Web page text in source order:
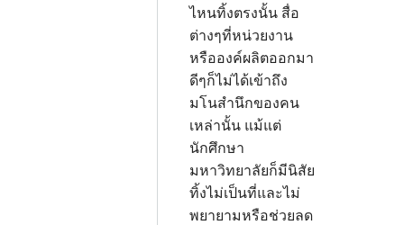
ไหนทิ้งตรงนั้น สื่อ
ต่างๆที่หน่วยงาน
หรือองค์ผลิตออกมา
ดีๆก็ไม่ได้เข้าถึง
มโนสำนึกของคน
เหล่านั้น แม้แต่
นักศึกษา
มหาวิทยาลัยก็มีนิสัย
ทิ้งไม่เป็นที่และไม่
พยายามหรือช่วยลด